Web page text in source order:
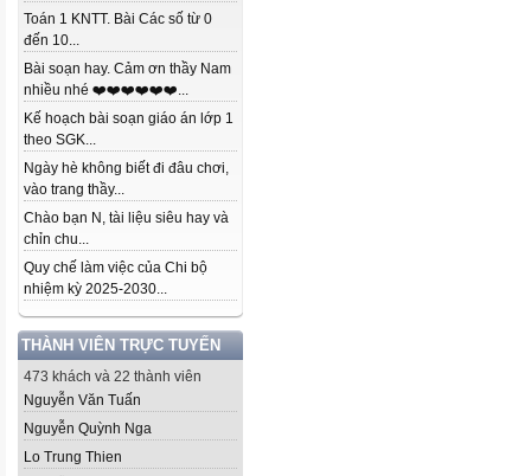
Toán 1 KNTT. Bài Các số từ 0
đến 10...
Bài soạn hay. Cảm ơn thầy Nam
nhiều nhé ❤️❤️❤️❤️❤️❤️...
Kế hoạch bài soạn giáo án lớp 1
theo SGK...
Ngày hè không biết đi đâu chơi,
vào trang thầy...
Chào bạn N, tài liệu siêu hay và
chỉn chu...
Quy chế làm việc của Chi bộ
nhiệm kỳ 2025-2030...
THÀNH VIÊN TRỰC TUYẾN
473 khách và 22 thành viên
Nguyễn Văn Tuấn
Nguyễn Quỳnh Nga
Lo Trung Thien